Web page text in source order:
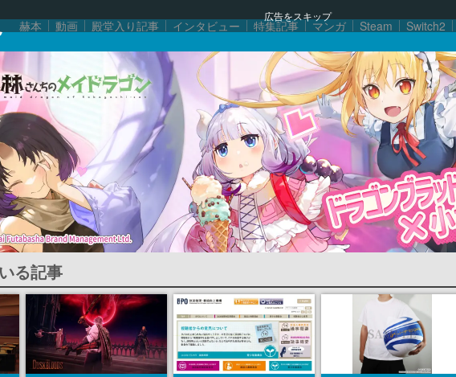
広告をスキップ
赫本 動画 殿堂入り記事 インタビュー 特集記事 マンガ Steam Switch2
る記事